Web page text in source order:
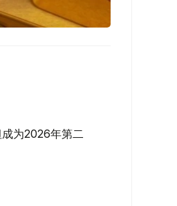
为2026年第二